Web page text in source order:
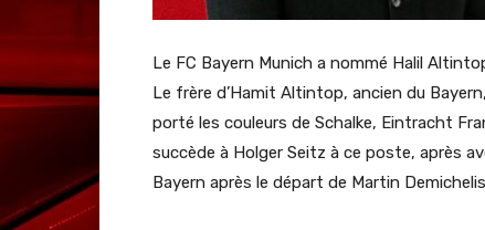
Le FC Bayern Munich a nommé Halil
Le frère d’Hamit Altintop, ancien du
porté les couleurs de Schalke, Eintracht
succède à Holger Seitz à ce poste, après
Bayern après le départ de Martin